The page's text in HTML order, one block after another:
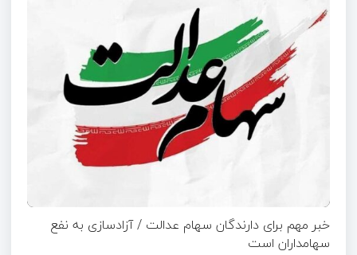
خبر مهم برای دارندگان سهام عدالت / آزادسازی به نفع
سهامداران است